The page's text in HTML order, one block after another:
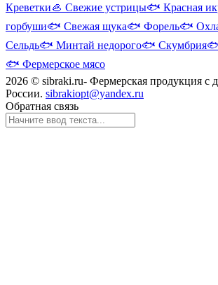
Креветки🦪 Свежие устрицы🐟 Красная
горбуши🐟 Свежая щука🐟 Форель🐟
Сельдь🐟 Минтай недорого🐟 Скумбрия
🐟 Фермерское мясо
2026 © sibraki.ru- Фермерская продукция с
России. sibrakiopt@yandex.ru
Обратная связь